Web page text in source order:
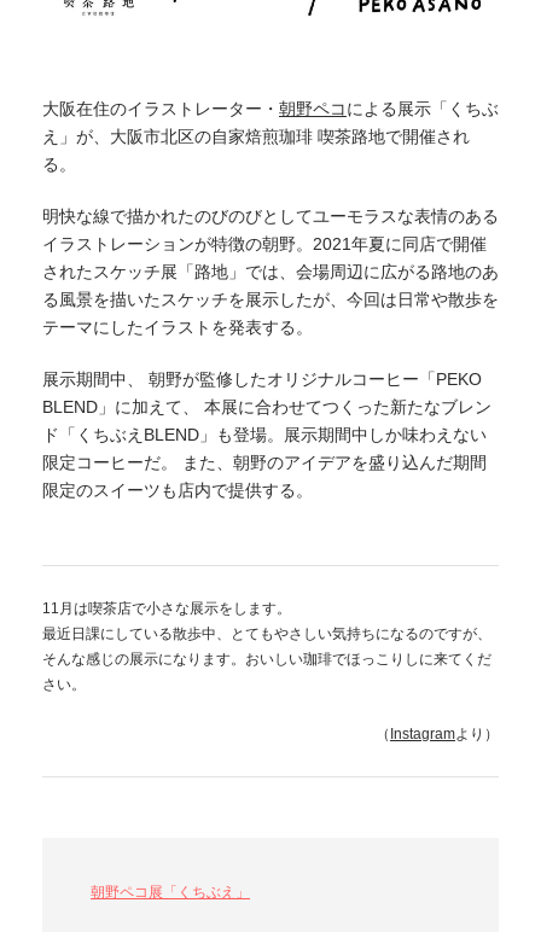
大阪在住のイラストレーター・ 朝野ペコによる展示「くちぶ
え」が、大阪市北区の自家焙煎珈琲 喫茶路地で開催され
る。
明快な線で描かれたのびのびとしてユーモラスな表情のある
イラストレーションが特徴の朝野。2021年夏に同店で開催
されたスケッチ展「路地」では、会場周辺に広がる路地のあ
る風景を描いたスケッチを展示したが、今回は日常や散歩を
テーマにしたイラストを発表する。
展示期間中、 朝野が監修したオリジナルコーヒー「PEKO
BLEND」に加えて、 本展に合わせてつくった新たなブレン
ド「くちぶえBLEND」も登場。展示期間中しか味わえない
限定コーヒーだ。 また、朝野のアイデアを盛り込んだ期間
限定のスイーツも店内で提供する。
11月は喫茶店で小さな展示をします。
最近日課にしている散歩中、とてもやさしい気持ちになるのですが、
そんな感じの展示になります。おいしい珈琲でほっこりしに来てくだ
さい。
（ Instagramより）
朝野ペコ展「くちぶえ」